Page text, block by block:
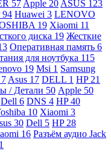
57 Apple 20 ASUS 123
94 Huawei 3 LENOVO
19 Xiaomi 11
диска 19 Жесткие
Оперативная память 6
для ноутбука 115
19 Msi 1 Samsung
7 Asus 17 DELL 1 HP 21
/ Детали 50 Apple 50
Dell 6 DNS 4 HP40
10 Xiaomi 3
30 Dell 5 HP 28
16 Разъём аудио Jack